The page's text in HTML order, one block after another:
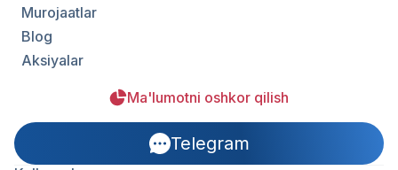
Murojaatlar
Blog
Aksiyalar
Ma'lumotni oshkor qilish
Telegram